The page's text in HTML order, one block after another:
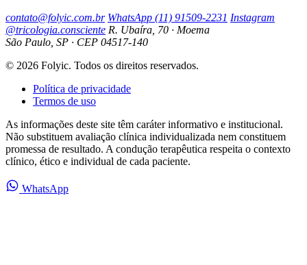
contato@folyic.com.br WhatsApp (11) 91509-2231 Instagram
@tricologia.consciente R. Ubaíra, 70 · Moema
São Paulo, SP · CEP 04517-140
© 2026 Folyic. Todos os direitos reservados.
Política de privacidade
Termos de uso
As informações deste site têm caráter informativo e institucional.
Não substituem avaliação clínica individualizada nem constituem
promessa de resultado. A condução terapêutica respeita o contexto
clínico, ético e individual de cada paciente.
WhatsApp